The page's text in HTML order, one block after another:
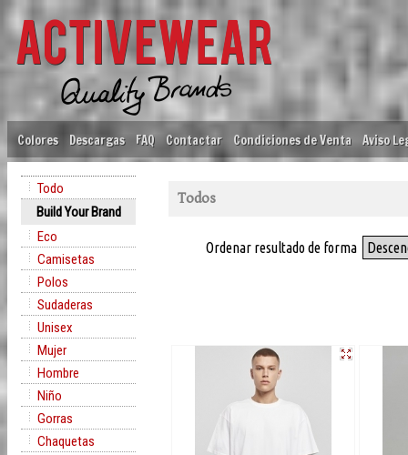
Colores Descargas FAQ Contactar Condiciones de Venta Aviso
Todo
Build Your Brand
Eco
Camisetas
Polos
Sudaderas
Unisex
Mujer
Hombre
Niño
Gorras
Chaquetas
Todos
Ordenar resultado de forma